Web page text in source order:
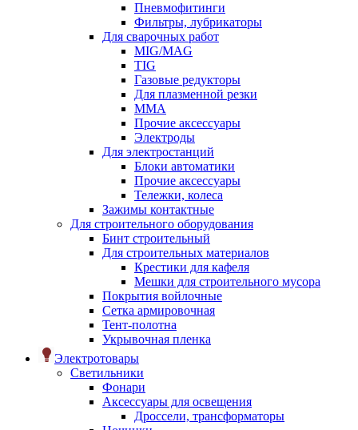
Пневмофитинги
Фильтры, лубрикаторы
Для сварочных работ
MIG/MAG
TIG
Газовые редукторы
Для плазменной резки
ММА
Прочие аксессуары
Электроды
Для электростанций
Блоки автоматики
Прочие аксессуары
Тележки, колеса
Зажимы контактные
Для строительного оборудования
Бинт строительный
Для строительных материалов
Крестики для кафеля
Мешки для строительного мусора
Покрытия войлочные
Сетка армировочная
Тент-полотна
Укрывочная пленка
Электротовары
Светильники
Фонари
Аксессуары для освещения
Дроссели, трансформаторы